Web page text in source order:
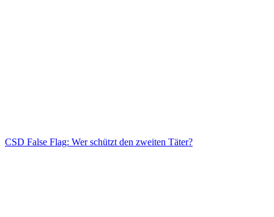
CSD False Flag: Wer schützt den zweiten Täter?